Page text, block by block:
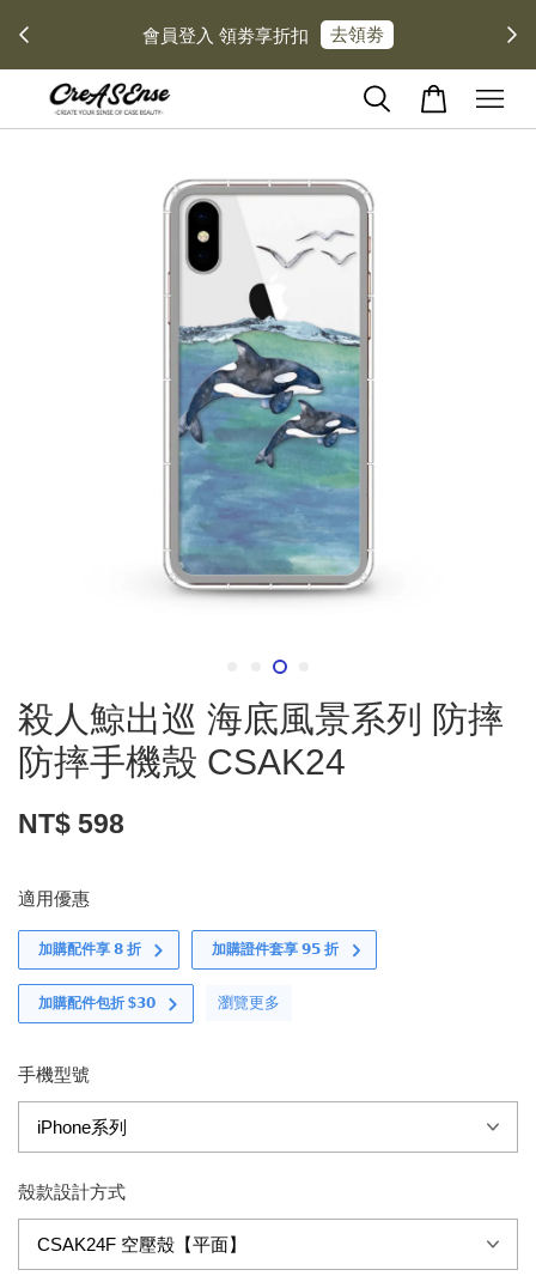
會員登入 領劵享折扣 去領劵
殺人鯨出巡 海底風景系列 防摔
防摔手機殼 CSAK24
NT$ 598
適用優惠
加購配件享 𝟴 折 加購證件套享 𝟵𝟱 折
加購配件包折 $𝟯𝟬 瀏覽更多
手機型號
殼款設計方式